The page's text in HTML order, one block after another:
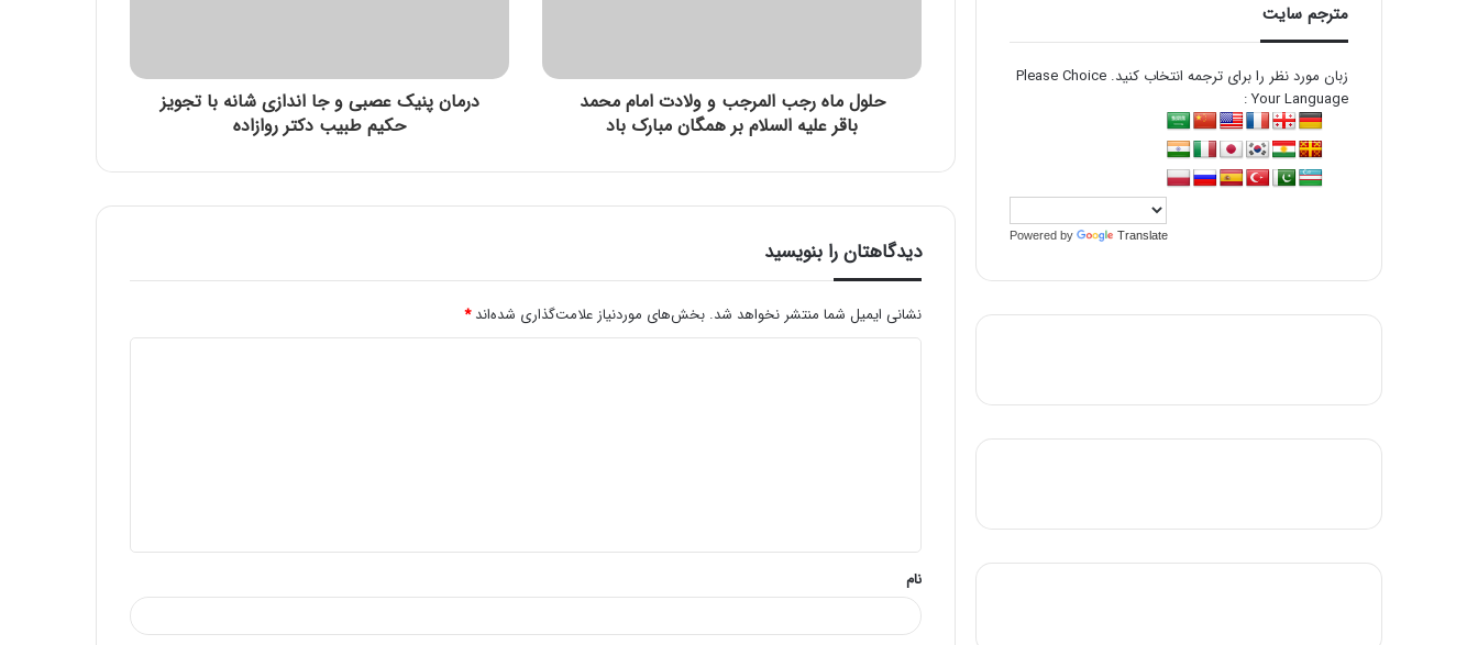
حلول ماه رجب المرجب و ولادت امام محمد
باقر علیه السلام بر همگان مبارک باد
درمان پنیک عصبی و جا اندازی شانه با تجویز
حکیم طبیب دکتر روازاده
دیدگاهتان را بنویسید
نشانی ایمیل شما منتشر نخواهد شد. بخش‌های موردنیاز علامت‌گذاری شده‌اند*
*
نام
مترجم سایت
زبان مورد نظر را برای ترجمه انتخاب کنید. Please Choice
Your Language :
Powered by Translate